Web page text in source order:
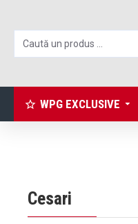
WPG EXCLUSIVE
Cesari